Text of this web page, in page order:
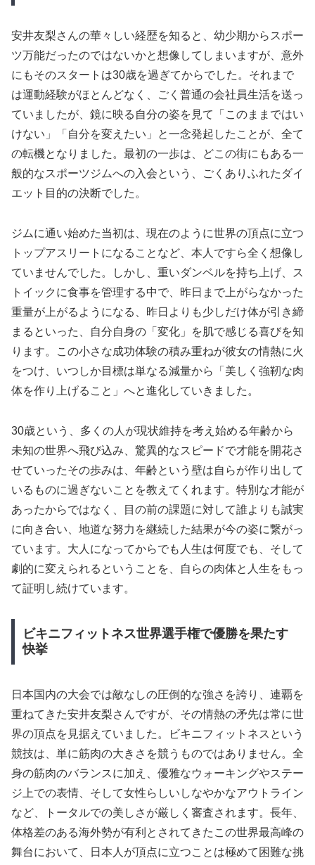
安井友梨さんの華々しい経歴を知ると、幼少期からスポー
ツ万能だったのではないかと想像してしまいますが、意外
にもそのスタートは30歳を過ぎてからでした。それまで
は運動経験がほとんどなく、ごく普通の会社員生活を送っ
ていましたが、鏡に映る自分の姿を見て「このままではい
けない」「自分を変えたい」と一念発起したことが、全て
の転機となりました。最初の一歩は、どこの街にもある一
般的なスポーツジムへの入会という、ごくありふれたダイ
エット目的の決断でした。
ジムに通い始めた当初は、現在のように世界の頂点に立つ
トップアスリートになることなど、本人ですら全く想像し
ていませんでした。しかし、重いダンベルを持ち上げ、ス
トイックに食事を管理する中で、昨日まで上がらなかった
重量が上がるようになる、昨日よりも少しだけ体が引き締
まるといった、自分自身の「変化」を肌で感じる喜びを知
ります。この小さな成功体験の積み重ねが彼女の情熱に火
をつけ、いつしか目標は単なる減量から「美しく強靭な肉
体を作り上げること」へと進化していきました。
30歳という、多くの人が現状維持を考え始める年齢から
未知の世界へ飛び込み、驚異的なスピードで才能を開花さ
せていったその歩みは、年齢という壁は自らが作り出して
いるものに過ぎないことを教えてくれます。特別な才能が
あったからではなく、目の前の課題に対して誰よりも誠実
に向き合い、地道な努力を継続した結果が今の姿に繋がっ
ています。大人になってからでも人生は何度でも、そして
劇的に変えられるということを、自らの肉体と人生をもっ
て証明し続けています。
ビキニフィットネス世界選手権で優勝を果たす
快挙
日本国内の大会では敵なしの圧倒的な強さを誇り、連覇を
重ねてきた安井友梨さんですが、その情熱の矛先は常に世
界の頂点を見据えていました。ビキニフィットネスという
競技は、単に筋肉の大きさを競うものではありません。全
身の筋肉のバランスに加え、優雅なウォーキングやステー
ジ上での表情、そして女性らしいしなやかなアウトライン
など、トータルでの美しさが厳しく審査されます。長年、
体格差のある海外勢が有利とされてきたこの世界最高峰の
舞台において、日本人が頂点に立つことは極めて困難な挑